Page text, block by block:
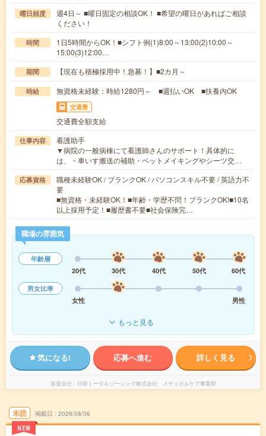
曜日頻度
週4日～ ■曜日固定の相談OK！ ■希望の曜日があればご相談
ください！
時間
1日5時間からOK！■シフト例(1)8:00～13:00(2)10:00～
15:00(3)12:00…
期間 【現在も積極採用中！急募！】■2カ月～
時給 無資格未経験：時給1280円～ ■週払いOK ■扶養内OK
交通費
交通費全額支給
仕事内容
看護助手
▼病院の一般病棟にて看護師さんのサポート！具体的に
は、・車いす搬送の補助・ベットメイキングやシーツ交…
応募資格
職種未経験OK / ブランクOK / パソコンスキル不要 / 英語力不
要
■無資格・未経験OK！■年齢・学歴不問！ブランクOK!■10名
以上採用予定！■履歴書不要■社会保険完…
職場の雰囲気
年齢層
20代
30代 40代 50代
60代
男女比率
女性
男性
もっと見る
気になる! 応募へ進む 詳しく見る
派遣会社 日研トータルソーシング株式会社 メディカルケア事業部
未読
NEW
掲載日 2026/08/06